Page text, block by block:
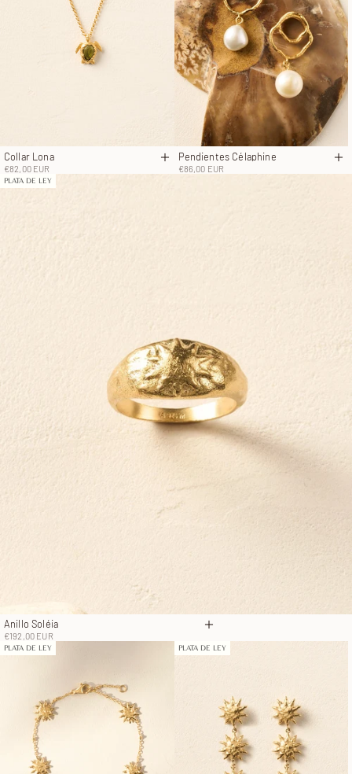
Collar Lona
Precio de oferta
€82,00 EUR Añadir a la cesta
Pendientes Célaphine
Precio de oferta
€86,00 EUR
PLATA DE LEY
Anillo Soléia
Precio de oferta
€192,00 EUR Elige opciones
PLATA DE LEY PLATA DE LEY